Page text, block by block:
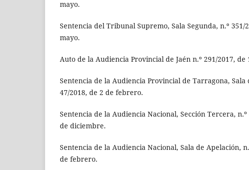
mayo.
Sentencia del Tribunal Supremo, Sala Segunda, n.º 351/
mayo.
Auto de la Audiencia Provincial de Jaén n.º 291/2017, de
Sentencia de la Audiencia Provincial de Tarragona, Sala
47/2018, de 2 de febrero.
Sentencia de la Audiencia Nacional, Sección Tercera, n.º
de diciembre.
Sentencia de la Audiencia Nacional, Sala de Apelación,
de febrero.